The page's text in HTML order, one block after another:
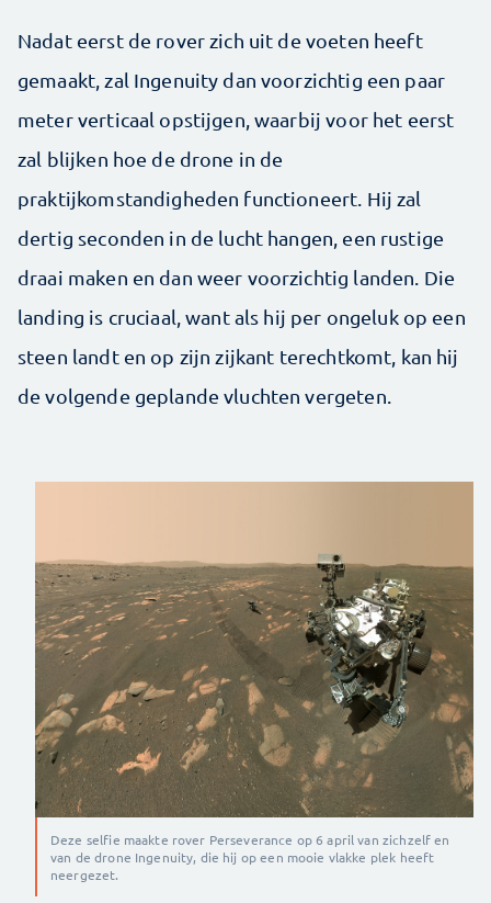
Nadat eerst de rover zich uit de voeten heeft
gemaakt, zal Ingenuity dan voorzichtig een paar
meter verticaal opstijgen, waarbij voor het eerst
zal blijken hoe de drone in de
praktijkomstandigheden functioneert. Hij zal
dertig seconden in de lucht hangen, een rustige
draai maken en dan weer voorzichtig landen. Die
landing is cruciaal, want als hij per ongeluk op een
steen landt en op zijn zijkant terechtkomt, kan hij
de volgende geplande vluchten vergeten.
Deze selfie maakte rover Perseverance op 6 april van zichzelf en
van de drone Ingenuity, die hij op een mooie vlakke plek heeft
neergezet.